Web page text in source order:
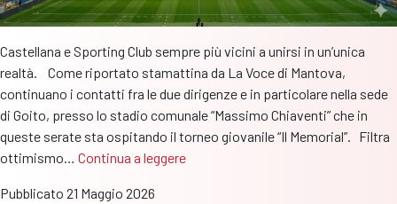
Castellana e Sporting Club sempre più vicini a unirsi in un’unica
realtà. Come riportato stamattina da La Voce di Mantova,
continuano i contatti fra le due dirigenze e in particolare nella sede
di Goito, presso lo stadio comunale “Massimo Chiaventi” che in
queste serate sta ospitando il torneo giovanile “Il Memorial”. Filtra
ottimismo… Continua a leggereCastellana
Pubblicato 21 Maggio 2026